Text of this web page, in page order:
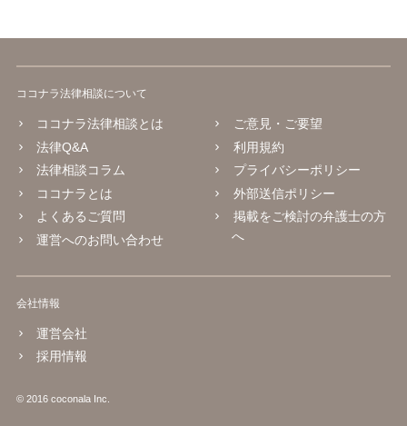
ココナラ法律相談について
ココナラ法律相談とは
法律Q&A
法律相談コラム
ココナラとは
よくあるご質問
運営へのお問い合わせ
ご意見・ご要望
利用規約
プライバシーポリシー
外部送信ポリシー
掲載をご検討の弁護士の方
へ
会社情報
運営会社
採用情報
© 2016 coconala Inc.